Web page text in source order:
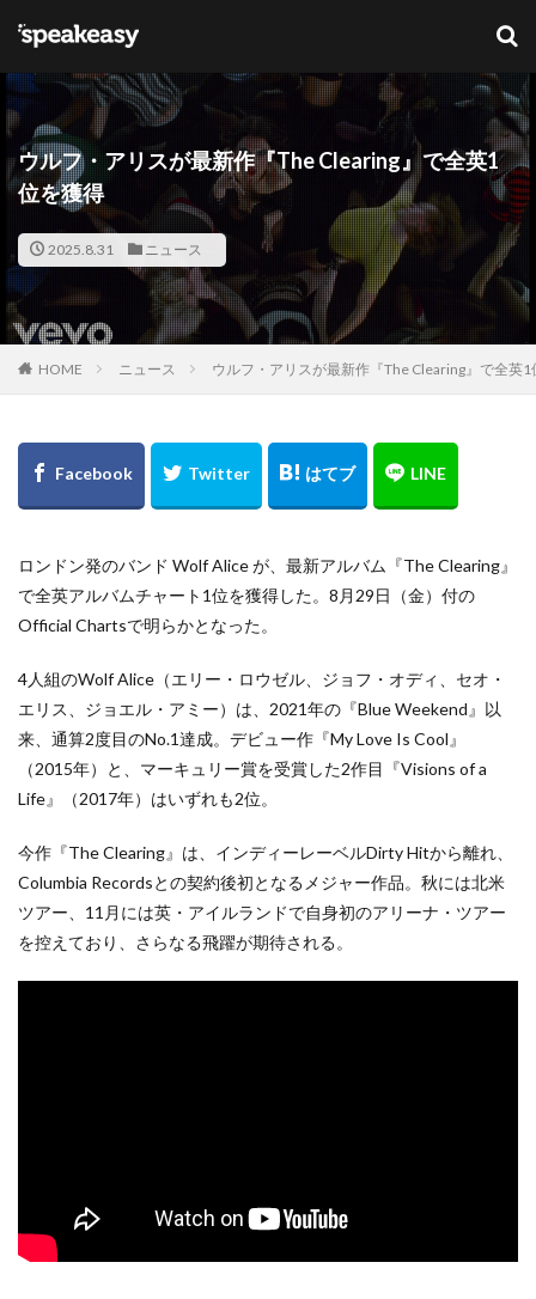
ウルフ・アリスが最新作『The Clearing』で全英1
位を獲得
2025.8.31 ニュース
HOME ニュース ウルフ・アリスが最新作『The Clearing』で全英1
ロンドン発のバンド Wolf Alice が、最新アルバム『The Clearing』
で全英アルバムチャート1位を獲得した。8月29日（金）付の
Official Chartsで明らかとなった。
4人組のWolf Alice（エリー・ロウゼル、ジョフ・オディ、セオ・
エリス、ジョエル・アミー）は、2021年の『Blue Weekend』以
来、通算2度目のNo.1達成。デビュー作『My Love Is Cool』
（2015年）と、マーキュリー賞を受賞した2作目『Visions of a
Life』（2017年）はいずれも2位。
今作『The Clearing』は、インディーレーベルDirty Hitから離れ、
Columbia Recordsとの契約後初となるメジャー作品。秋には北米
ツアー、11月には英・アイルランドで自身初のアリーナ・ツアー
を控えており、さらなる飛躍が期待される。
カテゴリー
タグ
Lana Del Ray NFT ブリットアウォーズ